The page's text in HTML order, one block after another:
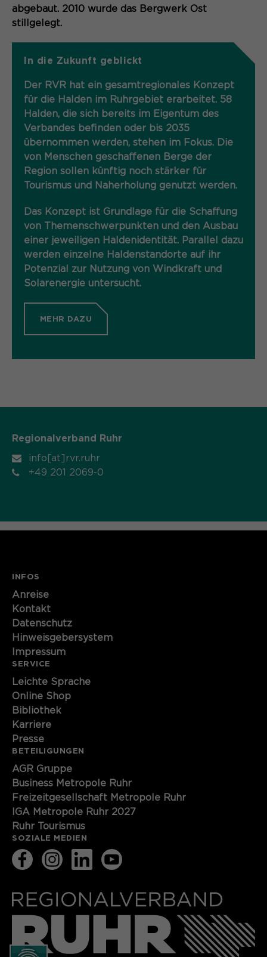
abgebaut. 2010 wurde das Bergwerk Ost
stillgelegt.
In die Zukunft geblickt
Der RVR hat ein gesamtregionales Konzept
für die Halden im Ruhrgebiet erarbeitet. 58
Halden, die sich bereits im Eigentum des
Verbandes befinden oder bis 2035
übernommen werden, stehen im Fokus. Die
von Menschen geschaffenen Berge der
Region sollen künftig noch stärker für
Tourismus und Naherholung genutzt werden.
Das Konzept ist Grundlage für die Schaffung
von Themenschwerpunkten und den Ausbau
einer jeweiligen Haldenidentität. Parallel dazu
werden einzelne Haldenstandorte auf ihr
Potenzial zur Nutzung von Windkraft und
Solarenergie untersucht.
MEHR DAZU
Regionalverband Ruhr
info[at]rvr.ruhr
+49 201 2069-0
INFOS
Anreise
Kontakt
Datenschutz
Hinweisgebersystem
Impressum
SERVICE
Leichte Sprache
Online Shop
Bibliothek
Karriere
Presse
BETEILIGUNGEN
AGR Gruppe
Business Metropole Ruhr
Freizeitgesellschaft Metropole Ruhr
IGA Metropole Ruhr 2027
Ruhr Tourismus
SOZIALE MEDIEN